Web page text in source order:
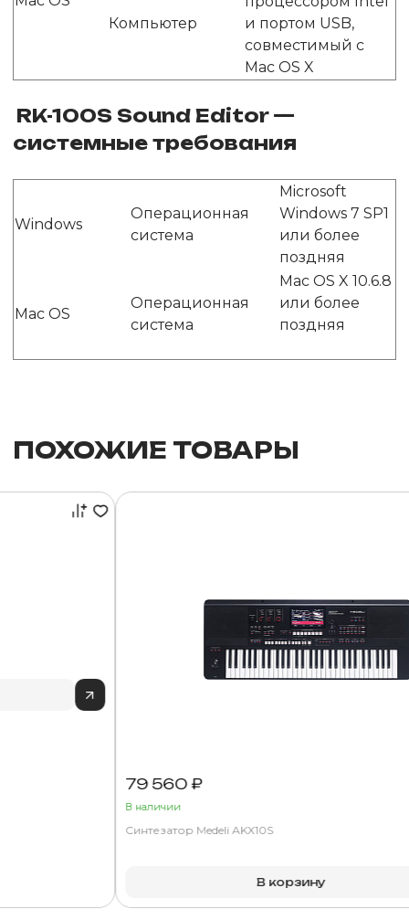
Компьютер
и портом USB,
совместимый с
Mac OS X
RK-100S Sound Editor —
системные требования
Windows
Операционная
система
Microsoft
Windows 7 SP1
или более
поздняя
Mac OS
Операционная
система
Mac OS X 10.6.8
или более
поздняя
ПОХОЖИЕ ТОВАРЫ
79 560 ₽
В наличии
Синтезатор Medeli AKX10S
В корзину